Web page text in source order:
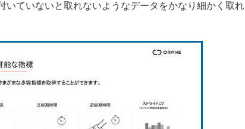
いていないと取れないようなデータをかなり細かく取れ